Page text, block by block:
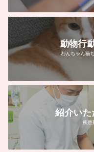
動物行
わんちゃん猫
紹介いた
疾患